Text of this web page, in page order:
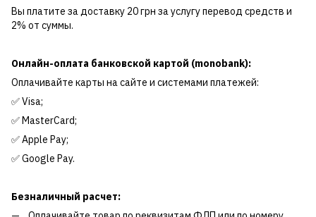
Вы платите за доставку 20 грн за услугу перевод средств и
2% от суммы.
Онлайн-оплата банковской картой (monobank):
Оплачивайте карты на сайте и системами платежей:
✅ Visa;
✅ MasterCard;
✅ Apple Pay;
✅ Google Pay.
Безналичный расчет: